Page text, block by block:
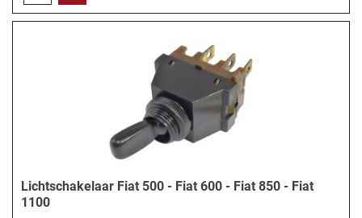
Lichtschakelaar Fiat 500 - Fiat 600 - Fiat 850 - Fiat
1100